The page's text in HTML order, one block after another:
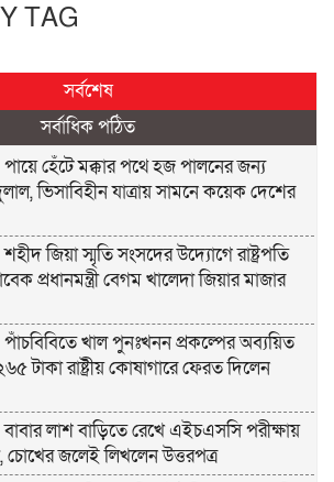
TAG
সর্বশেষ
সর্বাধিক পঠিত
পায়ে হেঁটে মক্কার পথে হজ পালনের জন্য
ভিসাবিহীন যাত্রায় সামনে কয়েক দেশের
শহীদ জিয়া স্মৃতি সংসদের উদ্যোগে রাষ্ট্রপতি
প্রধানমন্ত্রী বেগম খালেদা জিয়ার মাজার
পাঁচবিবিতে খাল পুনঃখনন প্রকল্পের অব্যয়িত
টাকা রাষ্ট্রীয় কোষাগারে ফেরত দিলেন
বাবার লাশ বাড়িতে রেখে এইচএসসি পরীক্ষায়
জলেই লিখলেন উত্তরপত্র